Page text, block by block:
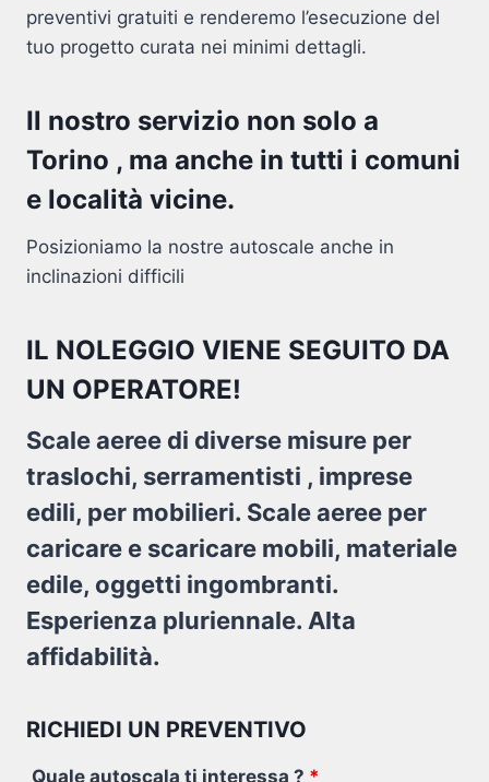
preventivi gratuiti e renderemo l’esecuzione del
tuo progetto curata nei minimi dettagli.
Il nostro servizio non solo a
Torino , ma anche in tutti i comuni
e località vicine.
Posizioniamo la nostre autoscale anche in
inclinazioni difficili
IL NOLEGGIO VIENE SEGUITO DA
UN OPERATORE!
Scale aeree di diverse misure per
traslochi, serramentisti , imprese
edili, per mobilieri. Scale aeree per
caricare e scaricare mobili, materiale
edile, oggetti ingombranti.
Esperienza pluriennale. Alta
affidabilità.
RICHIEDI UN PREVENTIVO
Quale autoscala ti interessa ? *